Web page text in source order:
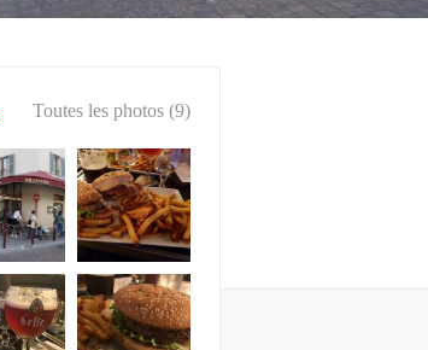
Toutes les photos (9)